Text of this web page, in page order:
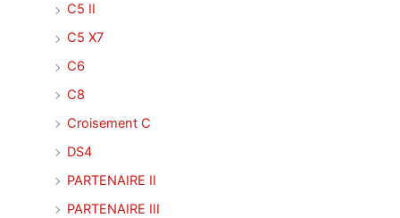
C5 II
C5 X7
C6
C8
Croisement C
DS4
PARTENAIRE II
PARTENAIRE III